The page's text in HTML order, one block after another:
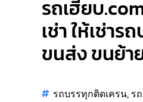
รถเฮี๊ยบ
เช่า ให้เช่า
ขนส่ง ขนย้า
รถบรรทุกติดเครน, ร